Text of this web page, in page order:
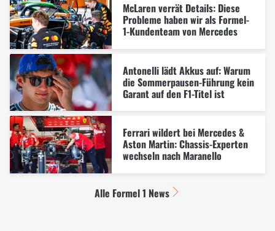
McLaren verrät Details: Diese
Probleme haben wir als Formel-
1-Kundenteam von Mercedes
Antonelli lädt Akkus auf: Warum
die Sommerpausen-Führung kein
Garant auf den F1-Titel ist
Ferrari wildert bei Mercedes &
Aston Martin: Chassis-Experten
wechseln nach Maranello
Alle Formel 1 News